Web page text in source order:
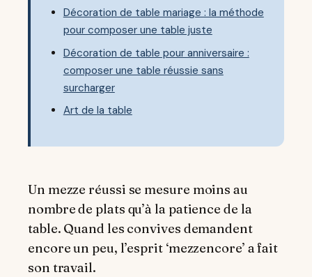
Décoration de table mariage : la méthode
pour composer une table juste
Décoration de table pour anniversaire :
composer une table réussie sans
surcharger
Art de la table
Un mezze réussi se mesure moins au
nombre de plats qu’à la patience de la
table. Quand les convives demandent
encore un peu, l’esprit ‘mezzencore’ a fait
son travail.